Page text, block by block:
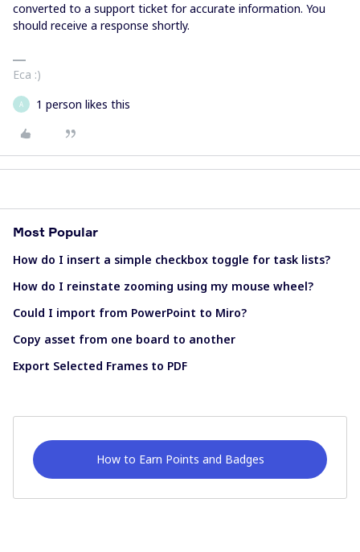
converted to a support ticket for accurate information. You
should receive a response shortly.
Eca :)
A 1 person likes this
Most Popular
How do I insert a simple checkbox toggle for task lists?
How do I reinstate zooming using my mouse wheel?
Could I import from PowerPoint to Miro?
Copy asset from one board to another
Export Selected Frames to PDF
How to Earn Points and Badges